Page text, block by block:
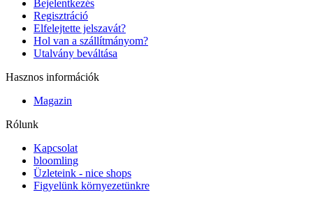
Bejelentkezés
Regisztráció
Elfelejtette jelszavát?
Hol van a szállítmányom?
Utalvány beváltása
Hasznos információk
Magazin
Rólunk
Kapcsolat
bloomling
Üzleteink - nice shops
Figyelünk környezetünkre